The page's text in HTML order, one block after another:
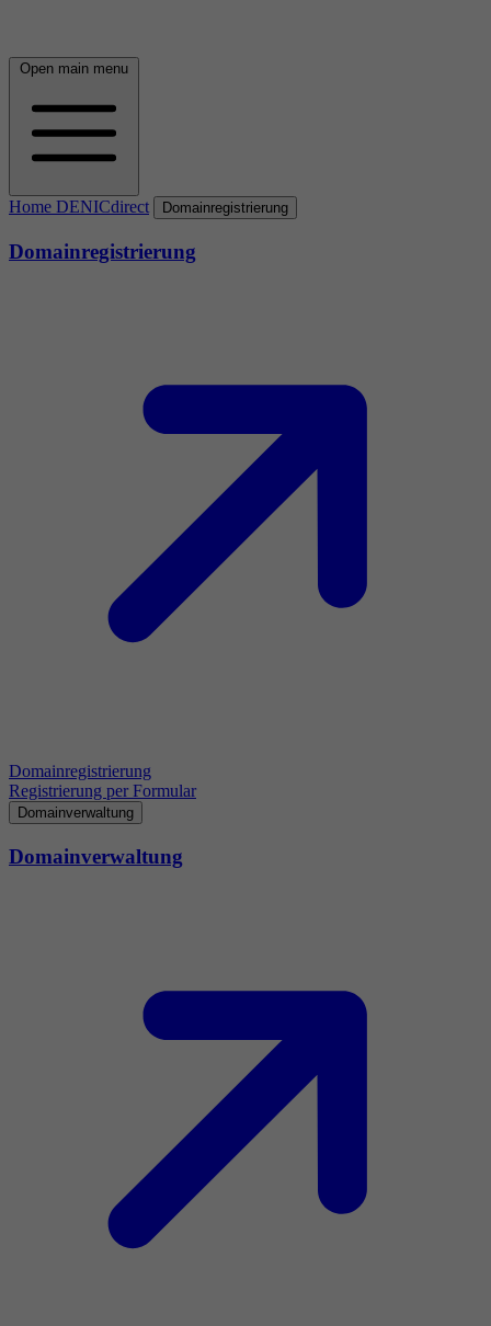
Open main menu
Home DENICdirect Domainregistrierung
Domainregistrierung
Domainregistrierung
Registrierung per Formular
Domainverwaltung
Domainverwaltung